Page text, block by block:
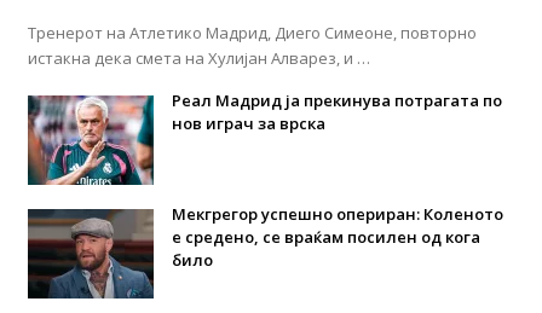
Тренерот на Атлетико Мадрид, Диего Симеоне, повторно
истакна дека смета на Хулијан Алварез, и …
Реал Мадрид ја прекинува потрагата по
нов играч за врска
Мекгрегор успешно опериран: Коленото
е средено, се враќам посилен од кога
било